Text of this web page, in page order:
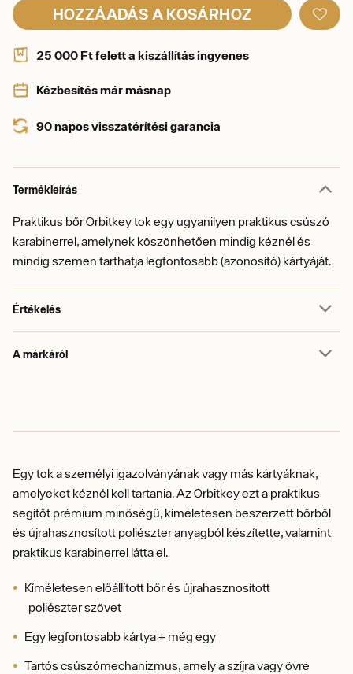
HOZZÁADÁS A KOSÁRHOZ
25 000 Ft felett a kiszállítás ingyenes
Kézbesítés már másnap
90 napos visszatérítési garancia
Termékleírás
Praktikus bőr Orbitkey tok egy ugyanilyen praktikus csúszó
karabinerrel, amelynek köszönhetően mindig kéznél és
mindig szemen tarthatja legfontosabb (azonosító) kártyáját.
Értékelés
A márkáról
Egy tok a személyi igazolványának vagy más kártyáknak,
amelyeket kéznél kell tartania. Az Orbitkey ezt a praktikus
segítőt prémium minőségű, kíméletesen beszerzett bőrből
és újrahasznosított poliészter anyagból készítette, valamint
praktikus karabinerrel látta el.
Kíméletesen előállított bőr és újrahasznosított
poliészter szövet
Egy legfontosabb kártya + még egy
Tartós csúszómechanizmus, amely a szíjra vagy övre